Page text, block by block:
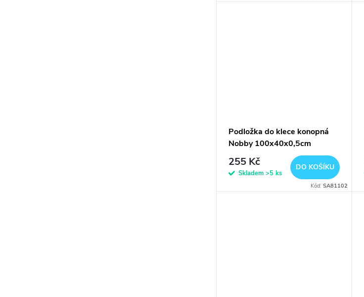
Podložka do klece konopná
Nobby 100x40x0,5cm
255 Kč
Skladem >5 ks
DO KOŠÍKU
Kód:SA81102